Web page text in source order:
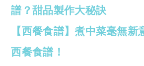
譜？甜品製作大秘訣
【西餐食譜】煮中菜毫無新
西餐食譜！